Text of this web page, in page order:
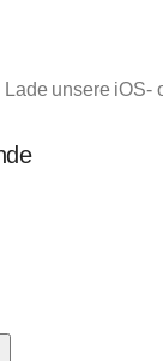
Lade unsere iOS-